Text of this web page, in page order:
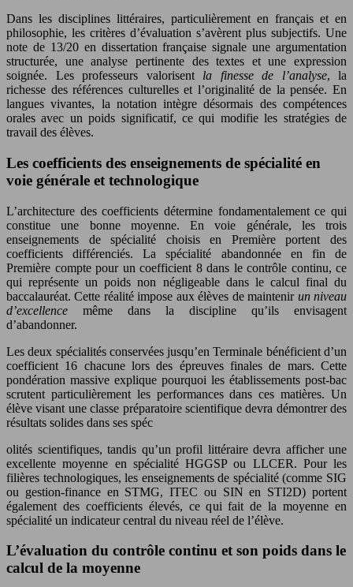
Dans les disciplines littéraires, particulièrement en français et en
philosophie, les critères d’évaluation s’avèrent plus subjectifs. Une
note de 13/20 en dissertation française signale une argumentation
structurée, une analyse pertinente des textes et une expression
soignée. Les professeurs valorisent la finesse de l’analyse, la
richesse des références culturelles et l’originalité de la pensée. En
langues vivantes, la notation intègre désormais des compétences
orales avec un poids significatif, ce qui modifie les stratégies de
travail des élèves.
Les coefficients des enseignements de spécialité en
voie générale et technologique
L’architecture des coefficients détermine fondamentalement ce qui
constitue une bonne moyenne. En voie générale, les trois
enseignements de spécialité choisis en Première portent des
coefficients différenciés. La spécialité abandonnée en fin de
Première compte pour un coefficient 8 dans le contrôle continu, ce
qui représente un poids non négligeable dans le calcul final du
baccalauréat. Cette réalité impose aux élèves de maintenir un niveau
d’excellence même dans la discipline qu’ils envisagent
d’abandonner.
Les deux spécialités conservées jusqu’en Terminale bénéficient d’un
coefficient 16 chacune lors des épreuves finales de mars. Cette
pondération massive explique pourquoi les établissements post-bac
scrutent particulièrement les performances dans ces matières. Un
élève visant une classe préparatoire scientifique devra démontrer des
résultats solides dans ses spéc
olités scientifiques, tandis qu’un profil littéraire devra afficher une
excellente moyenne en spécialité HGGSP ou LLCER. Pour les
filières technologiques, les enseignements de spécialité (comme SIG
ou gestion-finance en STMG, ITEC ou SIN en STI2D) portent
également des coefficients élevés, ce qui fait de la moyenne en
spécialité un indicateur central du niveau réel de l’élève.
L’évaluation du contrôle continu et son poids dans le
calcul de la moyenne